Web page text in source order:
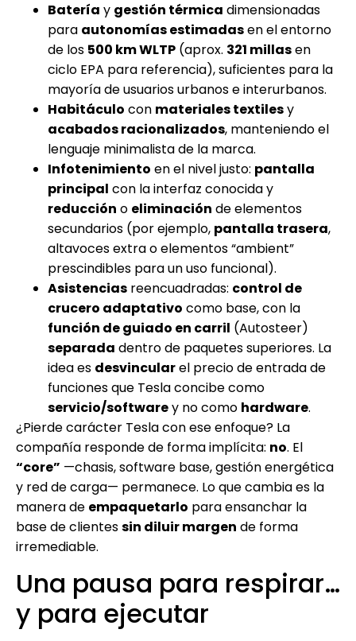
Batería y gestión térmica dimensionadas
para autonomías estimadasen el entorno
de los 500 km WLTP (aprox. 321 millasen
ciclo EPA para referencia), suficientes para la
mayoría de usuarios urbanos e interurbanos.
Habitáculo con materiales textilesy
acabados racionalizados, manteniendo el
lenguaje minimalista de la marca.
Infotenimiento en el nivel justo: pantalla
principal con la interfaz conocida y
reducción o eliminación de elementos
secundarios (por ejemplo, pantalla trasera,
altavoces extra o elementos “ambient”
prescindibles para un uso funcional).
Asistencias reencuadradas: control de
crucero adaptativo como base, con la
función de guiado en carril (Autosteer)
separada dentro de paquetes superiores. La
idea es desvincularel precio de entrada de
funciones que Tesla concibe como
servicio/softwarey no como hardware.
¿Pierde carácter Tesla con ese enfoque? La
compañía responde de forma implícita: no. El
“core” —chasis, software base, gestión energética
y red de carga— permanece. Lo que cambia es la
manera de empaquetarlo para ensanchar la
base de clientessin diluir margen de forma
irremediable.
Una pausa para respirar…
y para ejecutar